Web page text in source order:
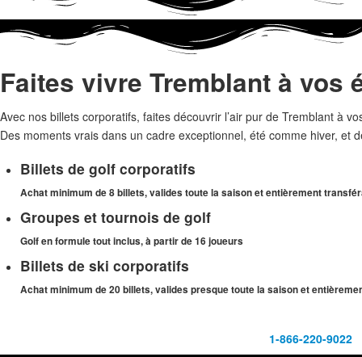
Faites vivre Tremblant à vos
Avec nos billets corporatifs, faites découvrir l’air pur de Tremblant à
Des moments vrais dans un cadre exceptionnel, été comme hiver, et
Billets de golf corporatifs
Achat minimum de 8 billets, valides toute la saison et entièrement
Groupes et tournois de golf
Golf en formule tout inclus, à partir de 16 joueurs
Billets de ski corporatifs
Achat minimum de 20 billets, valides presque toute la saison et
1-866-220-9022